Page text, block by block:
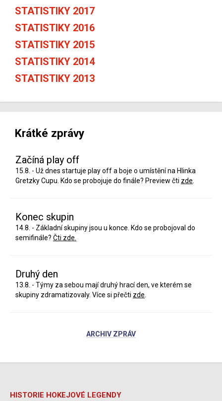
STATISTIKY 2017
STATISTIKY 2016
STATISTIKY 2015
STATISTIKY 2014
STATISTIKY 2013
Krátké zprávy
Začíná play off
15.8. - Už dnes startuje play off a boje o umístění na Hlinka
Gretzky Cupu. Kdo se probojuje do finále? Preview čti zde
Konec skupin
14.8. - Základní skupiny jsou u konce. Kdo se probojoval do
semifinále? Čti zde.
Druhý den
13.8. - Týmy za sebou mají druhý hrací den, ve kterém se
skupiny zdramatizovaly. Více si přečti zde
ARCHIV ZPRÁV
HISTORIE HOKEJOVÉ LEGENDY